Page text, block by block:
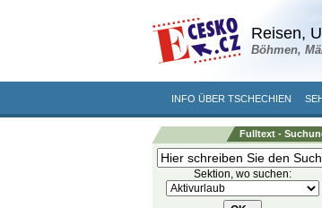
Reisen,
Böhmen,
INFO ÜBER TSCHECHIEN
Fulltext -
Sektion, wo suchen: